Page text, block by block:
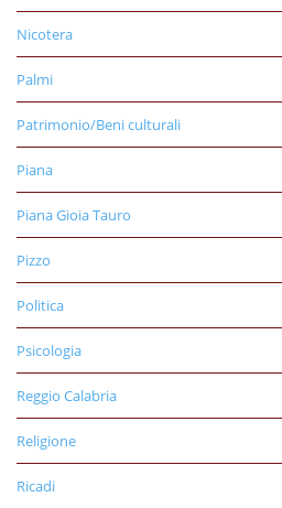
Nicotera
Palmi
Patrimonio/Beni culturali
Piana
Piana Gioia Tauro
Pizzo
Politica
Psicologia
Reggio Calabria
Religione
Ricadi